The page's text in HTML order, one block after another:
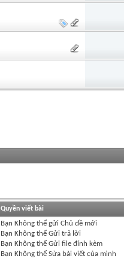
Quyền viết bài
Bạn Không thểgửi Chủ đề mới
Bạn Không thểGửi trả lời
Bạn Không thểGửi file đính kèm
Bạn Không thểSửa bài viết của mình